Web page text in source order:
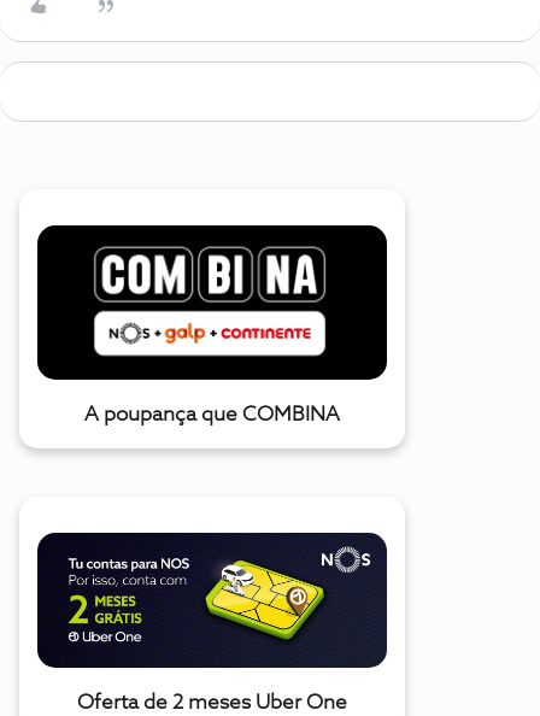
A poupança que COMBINA
Oferta de 2 meses Uber One